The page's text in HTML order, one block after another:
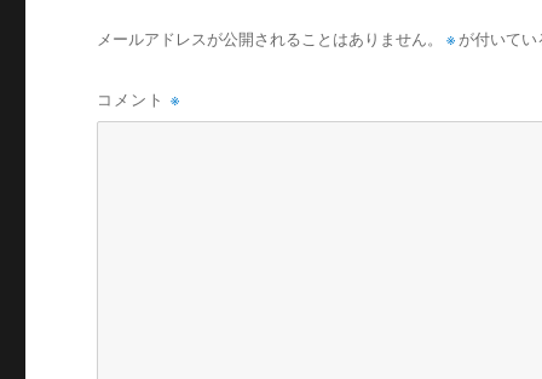
メールアドレスが公開されることはありません。 ※ が付いて
コメント※